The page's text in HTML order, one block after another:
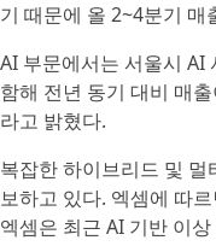
기 때문에 올 2~4분기
AI 부문에서는 서울시 AI
함해 전년 동기 대비 매
라고 밝혔다.
복잡한 하이브리드 및
보하고 있다. 엑셈에 따
엑셈은 최근 AI 기반 이